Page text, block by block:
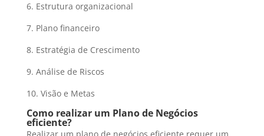
6. Estrutura organizacional
7. Plano financeiro
8. Estratégia de Crescimento
9. Análise de Riscos
10. Visão e Metas
Como realizar um Plano de Negócios
eficiente?